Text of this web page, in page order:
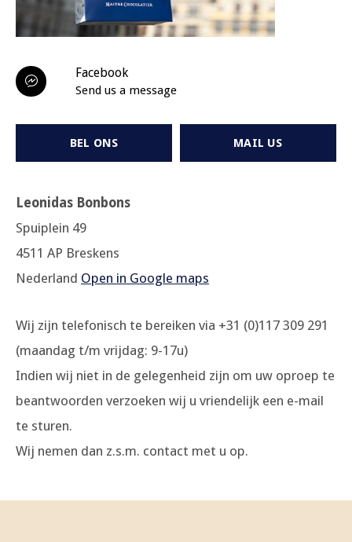
Facebook
Send us a message
BEL ONS MAIL US
Leonidas Bonbons
Spuiplein 49
4511 AP Breskens
Nederland Open in Google maps
Wij zijn telefonisch te bereiken via +31 (0)117 309 291
(maandag t/m vrijdag: 9-17u)
Indien wij niet in de gelegenheid zijn om uw oproep te
beantwoorden verzoeken wij u vriendelijk een e-mail
te sturen.
Wij nemen dan z.s.m. contact met u op.